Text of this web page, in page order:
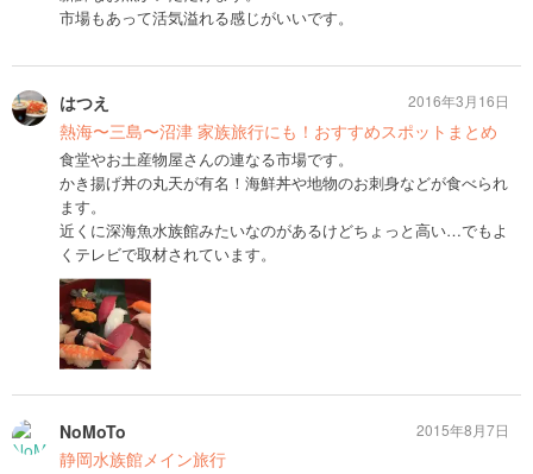
市場もあって活気溢れる感じがいいです。
はつえ
熱海〜三島〜沼津 家族旅行にも！おすすめスポットまとめ
食堂やお土産物屋さんの連なる市場です。
かき揚げ丼の丸天が有名！海鮮丼や地物のお刺身などが食べられ
ます。
近くに深海魚水族館みたいなのがあるけどちょっと高い…でもよ
くテレビで取材されています。
2016年3月16日
NoMoTo
静岡水族館メイン旅行
2015年8月7日